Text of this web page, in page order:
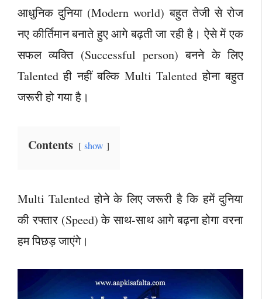
आधुनिक दुनिया (Modern world) बहुत तेजी से रोज
नए कीर्तिमान बनाते हुए आगे बढ़ती जा रही है। ऐसे में एक
सफल व्यक्ति (Successful person) बनने के लिए
Talented ही नहीं बल्कि Multi Talented होना बहुत
जरूरी हो गया है।
Contents show
Multi Talented होने के लिए जरूरी है कि हमें दुनिया
की रफ्तार (Speed) के साथ-साथ आगे बढ़ना होगा वरना
हम पिछड़ जाएंगे।